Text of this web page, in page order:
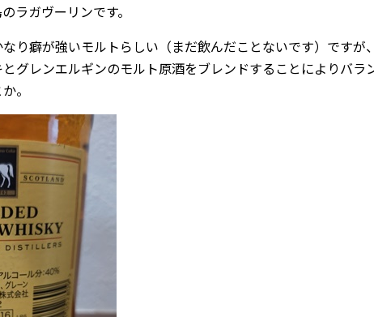
ラガヴーリンです。
り癖が強いモルトらしい（まだ飲んだことないです）ですが
グレンエルギンのモルト原酒をブレンドすることによりバラ
。